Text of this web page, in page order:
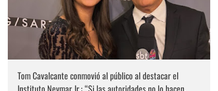
Tom Cavalcante conmovió al público al destacar el